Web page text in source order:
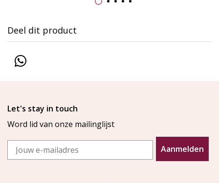
Deel dit product
Let's stay in touch
Word lid van onze mailinglijst
Email
Aanmelden